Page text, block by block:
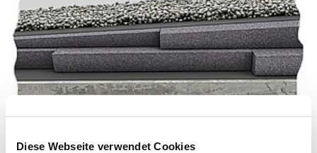
Diese Webseite verwendet Cookies